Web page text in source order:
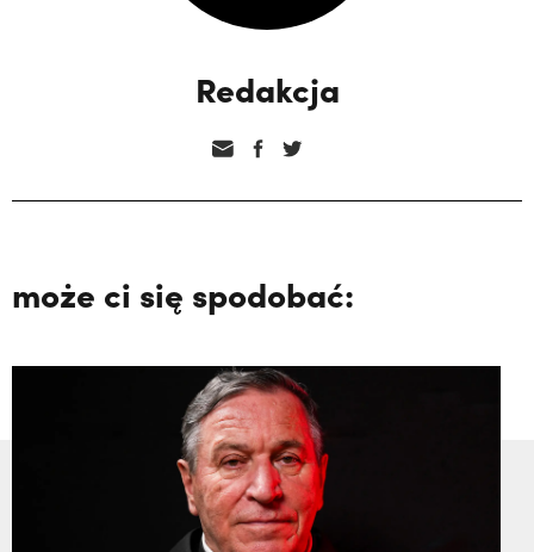
Redakcja
może ci się spodobać: